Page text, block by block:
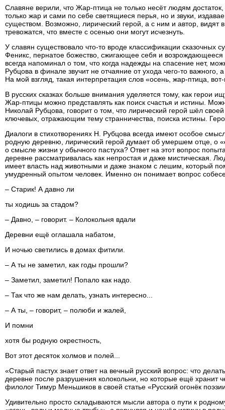
Славяне верили, что Жар-птица не только несёт людям
только жар и сами по себе светящиеся перья, но и звуки,
существом. Возможно, лирический герой, а с ним и автор, видят
тревожатся, что вместе с осенью они могут исчезнуть.
У славян существовало что-то вроде классификации сказочных
Феникс, пернатое божество, сжигающее себя и
всегда напоминал о том, что когда надежды на спасение нет,
Рубцова в финале звучит не отчаяние от ухода чего-то важного,
На мой взгляд, такая интерпретация слов «осень, жар-птица,
В русских сказках больше внимания уделяется тому, как герои
Жар-птицы можно представлять как поиск счастья и истины.
Николай Рубцова, говорит о том, что лирический герой шёл
ключевых, отражающим тему странничества, поиска истины.
Диалоги в стихотворениях Н. Рубцова всегда имеют особое
родную деревню, лирический герой думает об умершем отце, о
о смысле жизни у обычного пастуха? Ответ на этот вопрос
деревне рассматривалась как непростая и даже мистическая.
имеет власть над животными и даже знаком с лешим, который
умудренный опытом человек. Именно он понимает вопрос
– Старик! А давно ли
ты ходишь за стадом?
– Давно, – говорит. – Колокольня вдали
Деревни ещё оглашала набатом,
И ночью светились в домах фитили.
– А ты не заметил, как годы прошли?
– Заметил, заметил! Попало как надо.
– Так что же нам делать, узнать интересно...
– А ты, – говорит, – полюби и жалей,
И помни
хотя бы родную окрестность,
Вот этот десяток холмов и полей...
«Старый пастух знает ответ на вечный русский вопрос: что
деревне после разрушения колокольни, но которые ещё хранит
филолог Тимур Меньшиков в своей статье «Русский огонёк
Удивительно просто складываются мысли автора о пути к